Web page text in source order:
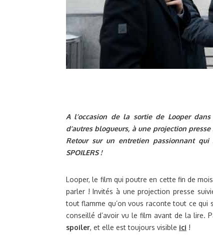
A l’occasion de la sortie de Looper
d’autres blogueurs, à une projection
Retour sur un entretien passionnant qui
SPOILERS !
Looper, le film qui poutre en cette fin de
parler ! Invités à une projection presse
tout flamme qu’on vous raconte tout ce qui
conseillé d’avoir vu le film avant de la lire.
spoiler, et elle est toujours visible ici !